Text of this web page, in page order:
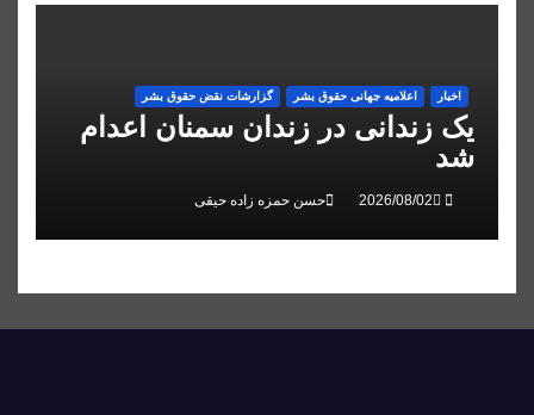
اخبار اعلاميه جهانی حقوق بشر گزارشات نقض حقوق بشر
یک زندانی در زندان سمنان اعدام
شد
حسن حمزه زاده حیقی